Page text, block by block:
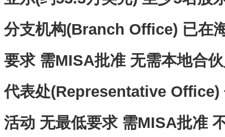
分支机构(Branch Office) 已在
要求 需MISA批准 无需本地合
代表处(Representative Office)
活动 无最低要求 需MISA批准